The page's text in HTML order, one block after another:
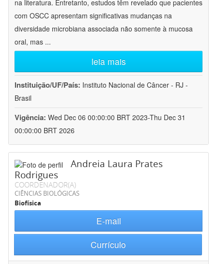
na literatura. Entretanto, estudos têm revelado que pacientes
com OSCC apresentam significativas mudanças na
diversidade microbiana associada não somente à mucosa
oral, mas ...
leia mais
Instituição/UF/País: Instituto Nacional de Câncer - RJ -
Brasil
Vigência: Wed Dec 06 00:00:00 BRT 2023-Thu Dec 31
00:00:00 BRT 2026
Andreia Laura Prates
Rodrigues
COORDENADOR(A)
CIÊNCIAS BIOLÓGICAS
Biofísica
E-mail
Currículo